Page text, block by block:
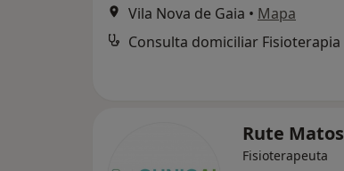
Vila Nova de Gaia • Mapa
Consulta domiciliar Fisioterapia
Rute Matos
Fisioterapeuta